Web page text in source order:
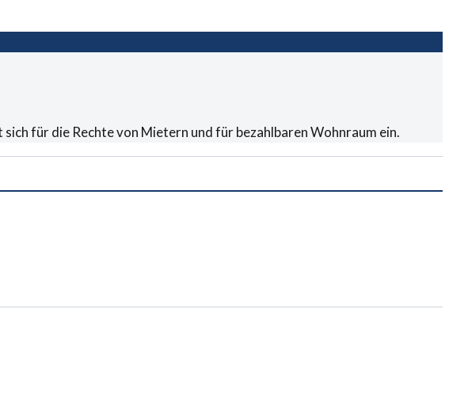
für die Rechte von Mietern und für bezahlbaren Wohnraum ein.